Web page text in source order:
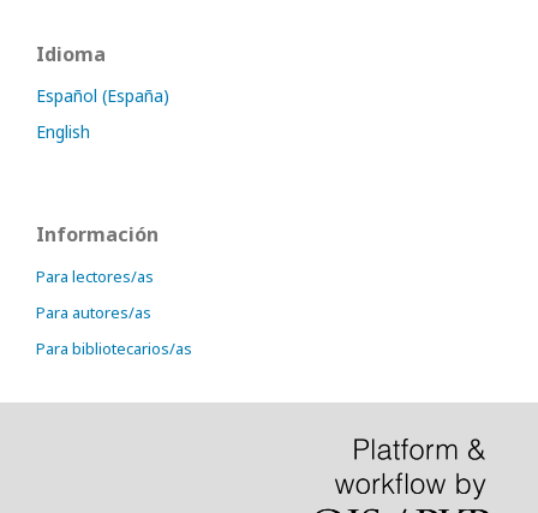
Idioma
Español (España)
English
Información
Para lectores/as
Para autores/as
Para bibliotecarios/as